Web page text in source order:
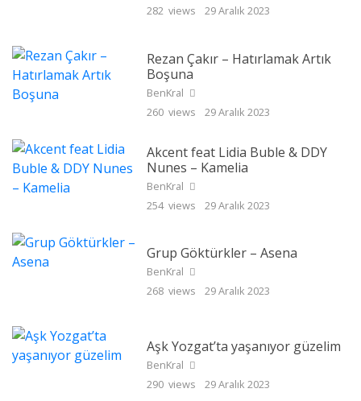
282 views
29 Aralık 2023
Rezan Çakır – Hatırlamak Artık
Boşuna
BenKral
260 views
29 Aralık 2023
Akcent feat Lidia Buble & DDY
Nunes – Kamelia
BenKral
254 views
29 Aralık 2023
Grup Göktürkler – Asena
BenKral
268 views
29 Aralık 2023
Aşk Yozgat’ta yaşanıyor güzelim
BenKral
290 views
29 Aralık 2023